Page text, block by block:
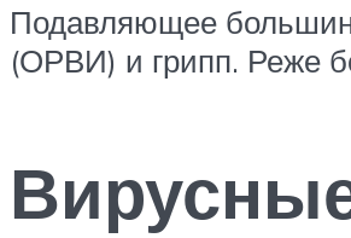
Подавляющее
(ОРВИ) и грипп. Реже